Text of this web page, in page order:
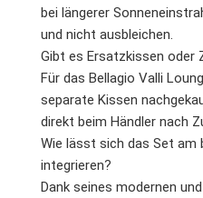
bei längerer
und nicht ausbleichen.
Gibt es Ersatzkissen oder
Für das Bellagio Valli
separate Kissen
direkt beim Händler nach
Wie lässt sich das Set am
integrieren?
Dank seines modernen